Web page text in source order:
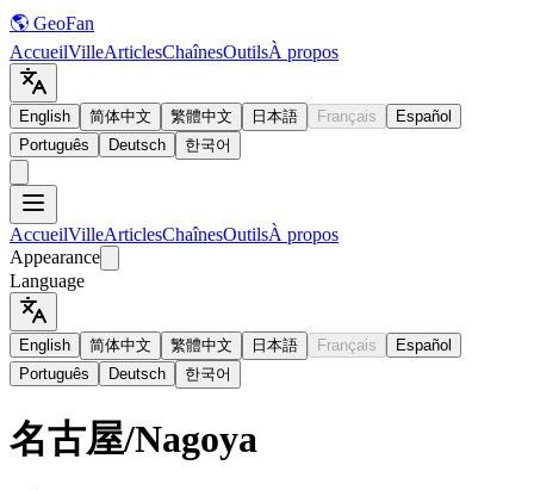
🌎 GeoFan
AccueilVilleArticlesChaînesOutilsÀ propos
English 简体中文 繁體中文 日本語 Français
Español
Português
Deutsch 한국어
AccueilVilleArticlesChaînesOutilsÀ propos
Appearance
Language
English 简体中文 繁體中文 日本語 Français
Español
Português
Deutsch 한국어
名古屋/Nagoya